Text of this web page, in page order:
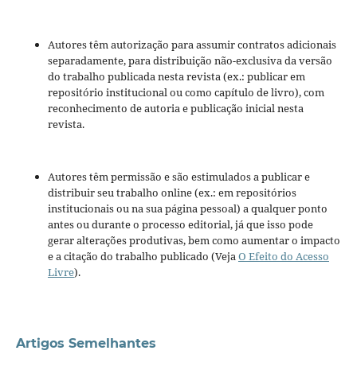
Autores têm autorização para assumir contratos adicionais
separadamente, para distribuição não-exclusiva da versão
do trabalho publicada nesta revista (ex.: publicar em
repositório institucional ou como capítulo de livro), com
reconhecimento de autoria e publicação inicial nesta
revista.
Autores têm permissão e são estimulados a publicar e
distribuir seu trabalho online (ex.: em repositórios
institucionais ou na sua página pessoal) a qualquer ponto
antes ou durante o processo editorial, já que isso pode
gerar alterações produtivas, bem como aumentar o impacto
e a citação do trabalho publicado (VejaO Efeito do Acesso
Livre).
Artigos Semelhantes